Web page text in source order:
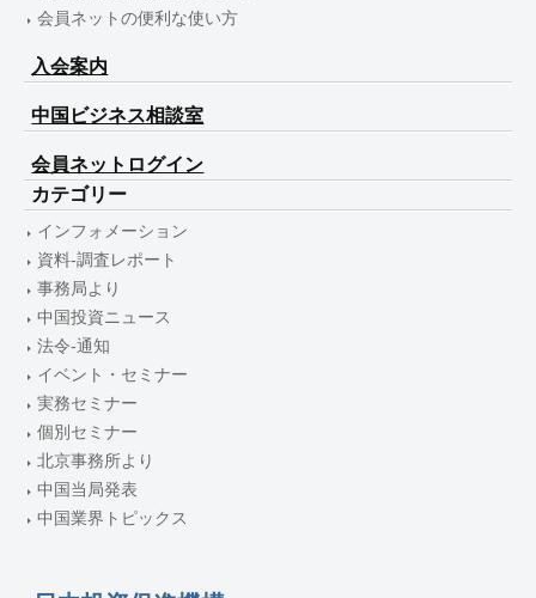
会員ネットの便利な使い方
入会案内
中国ビジネス相談室
会員ネットログイン
カテゴリー
インフォメーション
資料-調査レポート
事務局より
中国投資ニュース
法令-通知
イベント・セミナー
実務セミナー
個別セミナー
北京事務所より
中国当局発表
中国業界トピックス